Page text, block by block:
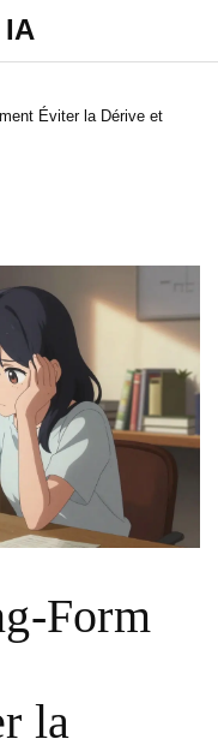
Éviter la Dérive et
Form
la